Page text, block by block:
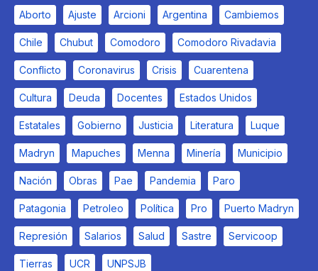
Aborto Ajuste Arcioni Argentina Cambiemos
Chile Chubut Comodoro Comodoro Rivadavia
Conflicto Coronavirus Crisis Cuarentena
Cultura Deuda Docentes Estados Unidos
Estatales Gobierno Justicia Literatura Luque
Madryn Mapuches Menna Minería Municipio
Nación Obras Pae Pandemia Paro
Patagonia Petroleo Política Pro Puerto Madryn
Represión Salarios Salud Sastre Servicoop
Tierras UCR UNPSJB